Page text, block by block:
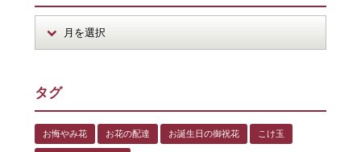
タグ
お悔やみ花 お花の配達 お誕生日の御祝花 こけ玉